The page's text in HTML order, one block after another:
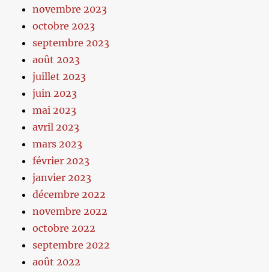
novembre 2023
octobre 2023
septembre 2023
août 2023
juillet 2023
juin 2023
mai 2023
avril 2023
mars 2023
février 2023
janvier 2023
décembre 2022
novembre 2022
octobre 2022
septembre 2022
août 2022